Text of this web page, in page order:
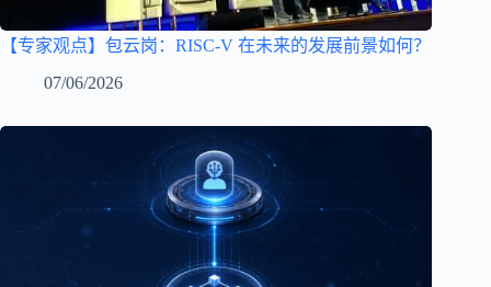
【专家观点】包云岗：RISC-V 在未来的发展前景如何？
07/06/2026